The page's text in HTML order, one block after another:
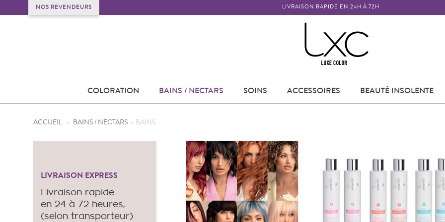
NOS REVENDEURS LIVRAISON RAPIDE EN 24H À 72H
COLORATION BAINS / NECTARS SOINS ACCESSOIRES BEAUTÉ INSOLENTE
ACCUEIL > BAINS / NECTARS > BAINS
LIVRAISON EXPRESS
Livraison rapide
en 24 à 72 heures,
(selon transporteur)